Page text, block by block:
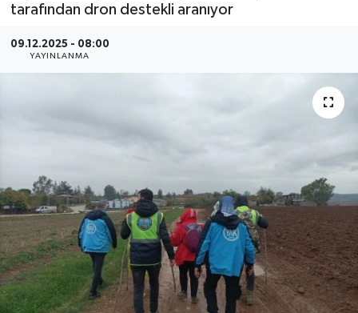
tarafından dron destekli aranıyor
09.12.2025 - 08:00
YAYINLANMA
Haber Arşivi